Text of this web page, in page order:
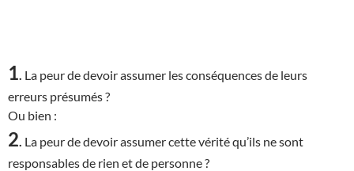
1 La peur de devoir assumer les conséquences de leurs
erreurs présumés ?
Ou bien :
2 La peur de devoir assumer cette vérité qu’ils ne sont
responsables de rien et de personne ?